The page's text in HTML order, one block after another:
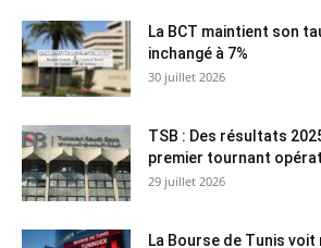
La BCT maintient son
inchangé à 7%
30 juillet 2026
TSB : Des résultats
premier tournant
29 juillet 2026
La Bourse de Tunis